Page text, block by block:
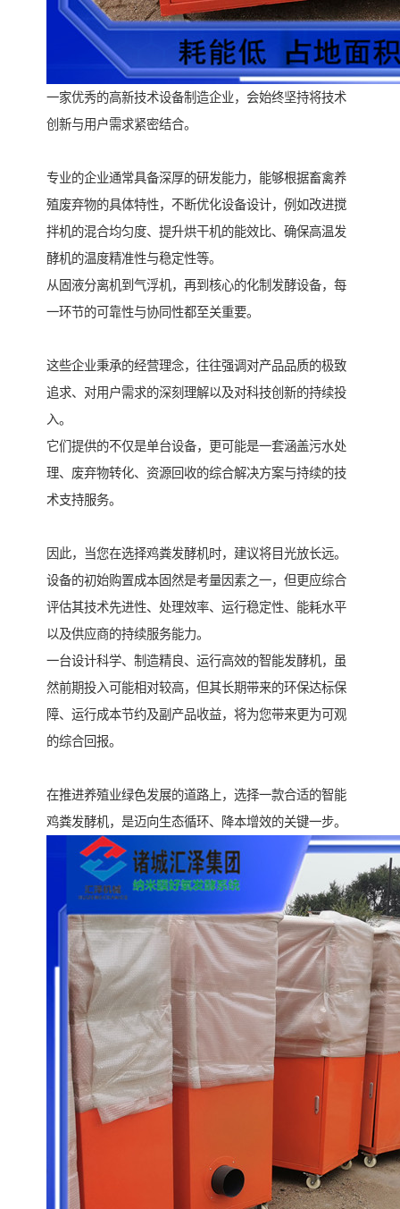
一家优秀的高新技术设备制造企业，会始终坚持将技术
创新与用户需求紧密结合。
专业的企业通常具备深厚的研发能力，能够根据畜禽养
殖废弃物的具体特性，不断优化设备设计，例如改进搅
拌机的混合均匀度、提升烘干机的能效比、确保高温发
酵机的温度精准性与稳定性等。
从固液分离机到气浮机，再到核心的化制发酵设备，每
一环节的可靠性与协同性都至关重要。
这些企业秉承的经营理念，往往强调对产品品质的极致
追求、对用户需求的深刻理解以及对科技创新的持续投
入。
它们提供的不仅是单台设备，更可能是一套涵盖污水处
理、废弃物转化、资源回收的综合解决方案与持续的技
术支持服务。
因此，当您在选择鸡粪发酵机时，建议将目光放长远。
设备的初始购置成本固然是考量因素之一，但更应综合
评估其技术先进性、处理效率、运行稳定性、能耗水平
以及供应商的持续服务能力。
一台设计科学、制造精良、运行高效的智能发酵机，虽
然前期投入可能相对较高，但其长期带来的环保达标保
障、运行成本节约及副产品收益，将为您带来更为可观
的综合回报。
在推进养殖业绿色发展的道路上，选择一款合适的智能
鸡粪发酵机，是迈向生态循环、降本增效的关键一步。